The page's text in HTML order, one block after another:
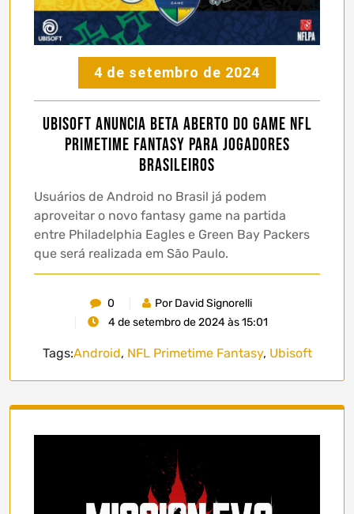
4 de setembro de 2024
Ubisoft anuncia beta aberto do game NFL
Primetime Fantasy para jogadores
brasileiros
Usuários de Android no Brasil já podem
aproveitar o novo fantasy game na partida
entre Philadelphia Eagles e Green Bay Packers
que será realizada em São Paulo.
0
Por David Signorelli
4 de setembro de 2024 às 15:01
Tags:Android, NFL Primetime Fantasy, Ubisoft